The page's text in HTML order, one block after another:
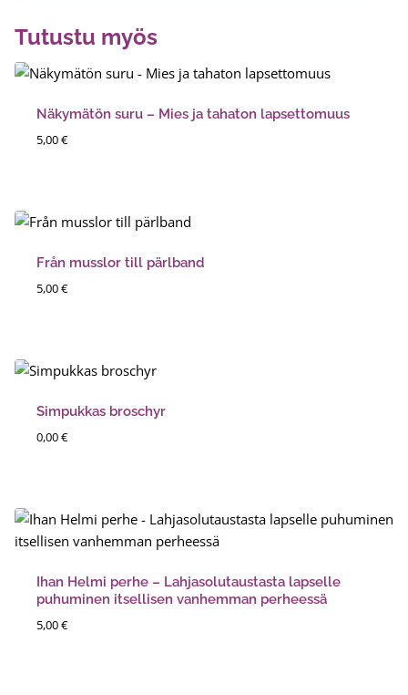
Tutustu myös
Näkymätön suru – Mies ja tahaton lapsettomuus
5,00€
Från musslor till pärlband
5,00€
Simpukkas broschyr
0,00€
Ihan Helmi perhe – Lahjasolutaustasta lapselle
puhuminen itsellisen vanhemman perheessä
5,00€